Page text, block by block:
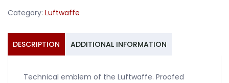
quantity
Category: Luftwaffe
DESCRIPTION ADDITIONAL INFORMATION
Technical emblem of the Luftwaffe. Proofed